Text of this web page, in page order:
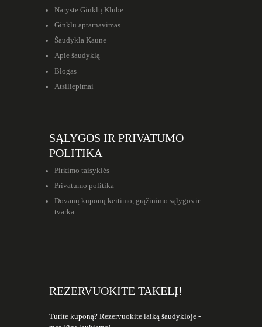
Naryste Ginklų Klube
Ginklų aptarnavimas
Šaudykla Kaune
Apie šaudyklą
Blogas
Atsiliepimai
SĄLYGOS IR PRIVATUMO
POLITIKA
Pirkimo taisyklės
Privatumo politika
Dovanų kuponų keitimo, grąžinimo sąlygos ir
tvarka
REZERVUOKITE TAKELĮ!
Turite kuponą? Rezervuokite laiką šaudykloje -